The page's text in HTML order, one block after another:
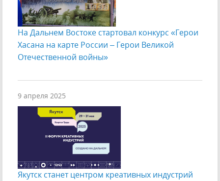
На Дальнем Востоке стартовал конкурс «Герои
Хасана на карте России – Герои Великой
Отечественной войны»
9 апреля 2025
Якутск станет центром креативных индустрий